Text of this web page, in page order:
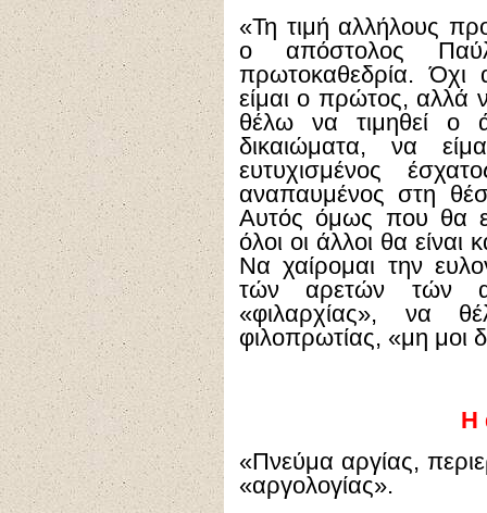
«Τη τιμή αλλήλους
ο απόστολος
πρωτοκαθεδρία. Όχι
είμαι ο πρώτος, αλλά
θέλω να τιμηθεί ο
δικαιώματα, να
ευτυχισμένος
αναπαυμένος στη
Αυτός όμως που θα
όλοι οι άλλοι θα
Να χαίρομαι την
τών αρετών τών
«φιλαρχίας», να
φιλοπρωτίας, «μη μοι
Η
«Πνεύμα αργίας,
«αργολογίας».